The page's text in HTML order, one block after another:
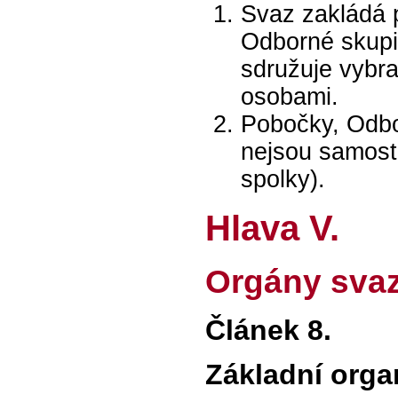
Svaz zakládá
Odborné
sdružuje
osobami.
Pobočky,
nejsou
spolky).
Hlava V.
Orgány
Článek 8.
Základní